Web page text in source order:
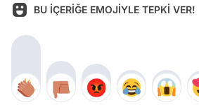
BU İÇERİĞE EMOJİYLE TEPKİ VER!